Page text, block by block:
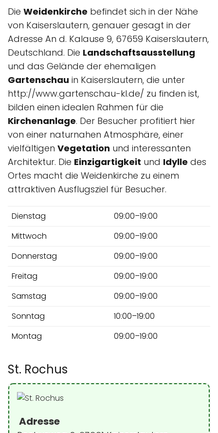
Die Weidenkirche befindet sich in der Nähe
von Kaiserslautern, genauer gesagt in der
Adresse An d. Kalause 9, 67659 Kaiserslautern,
Deutschland. Die Landschaftsausstellung
und das Gelände der ehemaligen
Gartenschau in Kaiserslautern, die unter
http://www.gartenschau-kl.de/ zu finden ist,
bilden einen idealen Rahmen für die
Kirchenanlage. Der Besucher profitiert hier
von einer naturnahen Atmosphäre, einer
vielfältigen Vegetation und interessanten
Architektur. Die Einzigartigkeit und Idylle des
Ortes macht die Weidenkirche zu einem
attraktiven Ausflugsziel für Besucher.
Dienstag
09:00–19:00
Mittwoch
09:00–19:00
Donnerstag
09:00–19:00
Freitag
09:00–19:00
Samstag
09:00–19:00
Sonntag
10:00–19:00
Montag
09:00–19:00
St. Rochus
Adresse